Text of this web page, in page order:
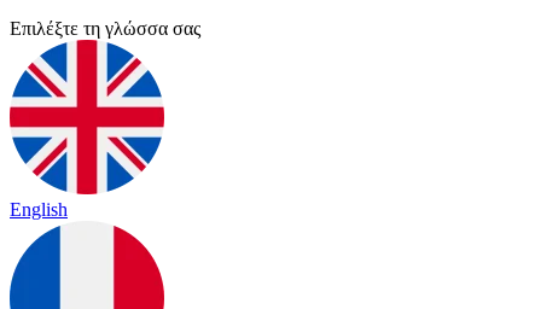
Επιλέξτε τη γλώσσα σας
English